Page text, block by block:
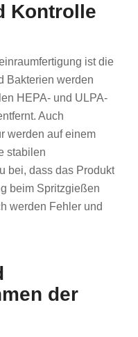
Kontrolle
ist die
Bakterien werden
HEPA- und ULPA-
Auch
werden auf einem
stabilen
bei, dass das Produkt
beim Spritzgießen
werden Fehler und
der